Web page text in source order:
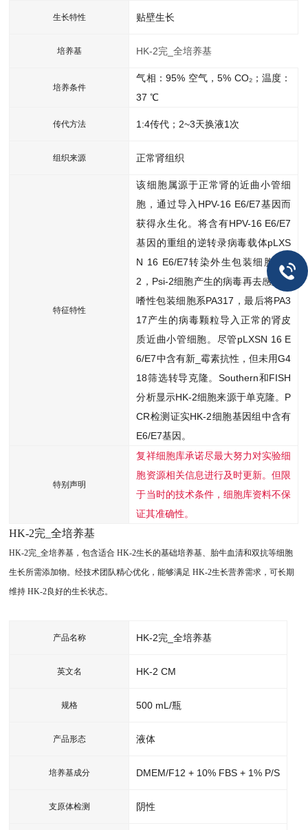
生长特性 贴壁生长
培养基 HK-2完_全培养基
培养条件
气相：95% 空气，5% CO₂；温度：
37 ℃
传代方法 1:4传代；2~3天换液1次
组织来源 正常肾组织
特征特性
该细胞属源于正常肾的近曲小管细
胞，通过导入HPV-16 E6/E7基因而
获得永生化。将含有HPV-16 E6/E7
基因的重组的逆转录病毒载体pLXS
N 16 E6/E7转染外生包装细胞Psi-
2，Psi-2细胞产生的病毒再去感染兼
嗜性包装细胞系PA317，最后将PA3
17产生的病毒颗粒导入正常的肾皮
质近曲小管细胞。尽管pLXSN 16 E
6/E7中含有新_霉素抗性，但未用G4
18筛选转导克隆。Southern和FISH
分析显示HK-2细胞来源于单克隆。P
CR检测证实HK-2细胞基因组中含有
E6/E7基因。
特别声明
复祥细胞库承诺尽最大努力对实验细
胞资源相关信息进行及时更新。但限
于当时的技术条件，细胞库资料不保
证其准确性。
HK-2完_全培养基
HK-2完_全培养基，包含适合 HK-2生长的基础培养基、胎牛血清和双抗等细胞
生长所需添加物。经技术团队精心优化，能够满足 HK-2生长营养需求，可长期
维持 HK-2良好的生长状态。
产品名称 HK-2完_全培养基
英文名 HK-2 CM
规格 500 mL/瓶
产品形态 液体
培养基成分 DMEM/F12 + 10% FBS + 1% P/S
支原体检测 阴性